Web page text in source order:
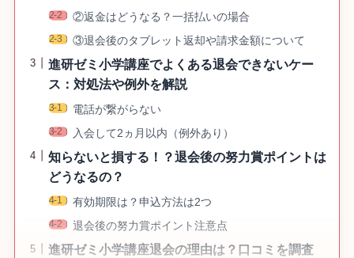
②返金はどうなる？一括払いの場合
③退会後のタブレット返却や請求金額について
進研ゼミ小学講座でよくある退会できないケー
ス：対処法や例外を解説
電話が繋がらない
入会して2ヵ月以内（例外あり）
知らないと損する！？退会後の努力賞ポイントは
どうなるの？
有効期限は？申込方法は2つ
退会後の努力賞ポイント注意点
進研ゼミ小学講座退会の理由は？口コミを調査